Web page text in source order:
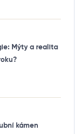
Mýty a realita
kámen